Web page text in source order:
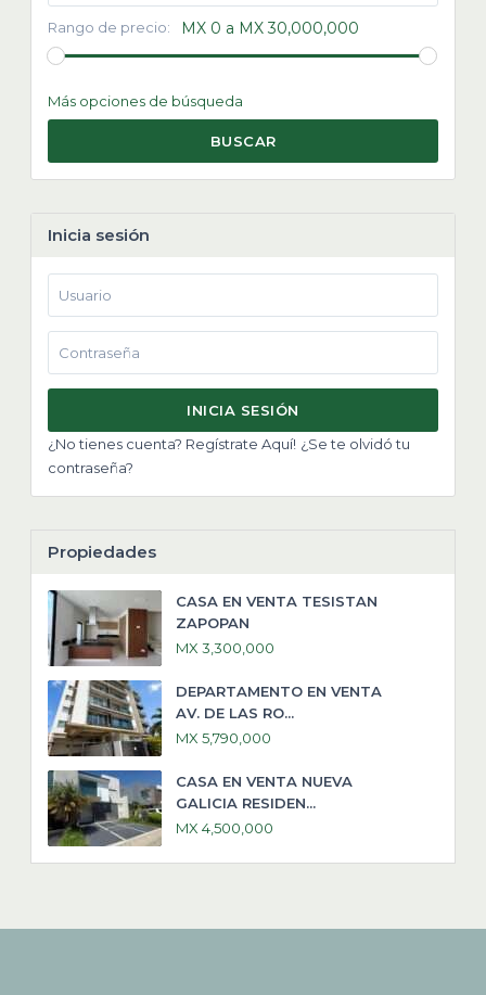
Rango de precio: MX 0 a MX 30,000,000
Más opciones de búsqueda
BUSCAR
Inicia sesión
INICIA SESIÓN
¿No tienes cuenta? Regístrate Aquí! ¿Se te olvidó tu
contraseña?
Propiedades
CASA EN VENTA TESISTAN
ZAPOPAN
MX 3,300,000
DEPARTAMENTO EN VENTA
AV. DE LAS RO...
MX 5,790,000
CASA EN VENTA NUEVA
GALICIA RESIDEN...
MX 4,500,000